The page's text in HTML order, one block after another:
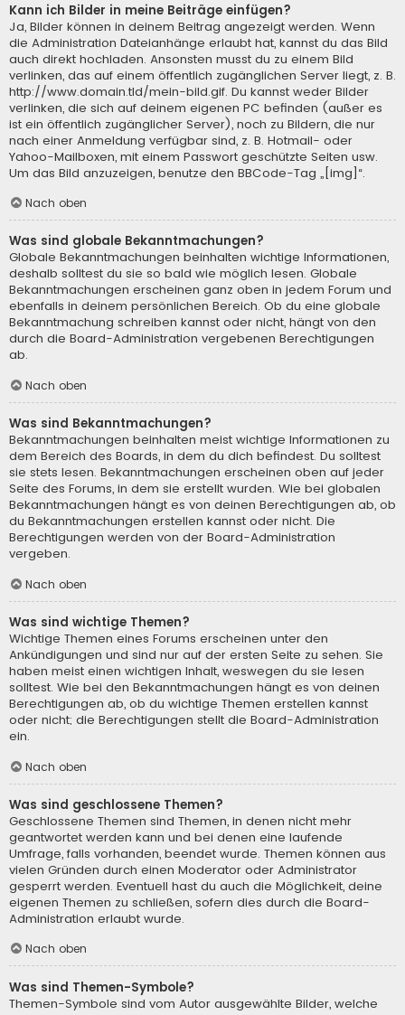
Kann ich Bilder in meine Beiträge einfügen?
Ja, Bilder können in deinem Beitrag angezeigt werden. Wenn
die Administration Dateianhänge erlaubt hat, kannst du das Bild
auch direkt hochladen. Ansonsten musst du zu einem Bild
verlinken, das auf einem öffentlich zugänglichen Server liegt, z. B.
http://www.domain.tld/mein-bild.gif. Du kannst weder Bilder
verlinken, die sich auf deinem eigenen PC befinden (außer es
ist ein öffentlich zugänglicher Server), noch zu Bildern, die nur
nach einer Anmeldung verfügbar sind, z. B. Hotmail- oder
Yahoo-Mailboxen, mit einem Passwort geschützte Seiten usw.
Um das Bild anzuzeigen, benutze den BBCode-Tag „[img]“.
Nach oben
Was sind globale Bekanntmachungen?
Globale Bekanntmachungen beinhalten wichtige Informationen,
deshalb solltest du sie so bald wie möglich lesen. Globale
Bekanntmachungen erscheinen ganz oben in jedem Forum und
ebenfalls in deinem persönlichen Bereich. Ob du eine globale
Bekanntmachung schreiben kannst oder nicht, hängt von den
durch die Board-Administration vergebenen Berechtigungen
ab.
Nach oben
Was sind Bekanntmachungen?
Bekanntmachungen beinhalten meist wichtige Informationen zu
dem Bereich des Boards, in dem du dich befindest. Du solltest
sie stets lesen. Bekanntmachungen erscheinen oben auf jeder
Seite des Forums, in dem sie erstellt wurden. Wie bei globalen
Bekanntmachungen hängt es von deinen Berechtigungen ab, ob
du Bekanntmachungen erstellen kannst oder nicht. Die
Berechtigungen werden von der Board-Administration
vergeben.
Nach oben
Was sind wichtige Themen?
Wichtige Themen eines Forums erscheinen unter den
Ankündigungen und sind nur auf der ersten Seite zu sehen. Sie
haben meist einen wichtigen Inhalt, weswegen du sie lesen
solltest. Wie bei den Bekanntmachungen hängt es von deinen
Berechtigungen ab, ob du wichtige Themen erstellen kannst
oder nicht; die Berechtigungen stellt die Board-Administration
ein.
Nach oben
Was sind geschlossene Themen?
Geschlossene Themen sind Themen, in denen nicht mehr
geantwortet werden kann und bei denen eine laufende
Umfrage, falls vorhanden, beendet wurde. Themen können aus
vielen Gründen durch einen Moderator oder Administrator
gesperrt werden. Eventuell hast du auch die Möglichkeit, deine
eigenen Themen zu schließen, sofern dies durch die Board-
Administration erlaubt wurde.
Nach oben
Was sind Themen-Symbole?
Themen-Symbole sind vom Autor ausgewählte Bilder, welche